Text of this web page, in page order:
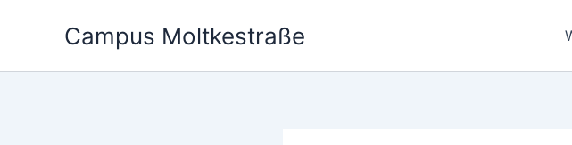
Campus Moltkestraße